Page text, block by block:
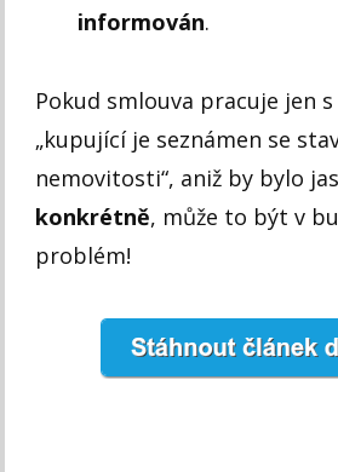
informován.
Pokud smlouva pracuje jen
„kupující je seznámen se
nemovitosti“, aniž by bylo
konkrétně, může to být v
problém!